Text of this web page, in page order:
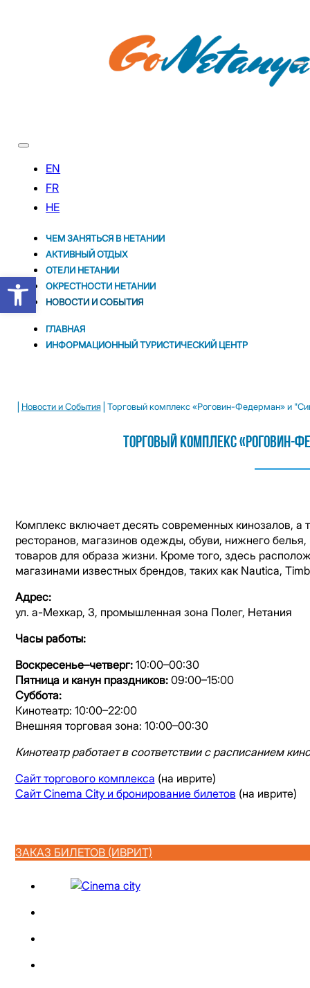
Открыть панель инструментов
ЧЕМ ЗАНЯТЬСЯ В НЕТАНИИ
АКТИВНЫЙ ОТДЫХ
ОТЕЛИ НЕТАНИИ
ОКРЕСТНОСТИ НЕТАНИИ
НОВОСТИ И CОБЫТИЯ
ГЛАВНАЯ
ИНФОРМАЦИОННЫЙ ТУРИСТИЧЕСКИЙ ЦЕНТР
| Новости и Cобытия | Торговый комплекс «Роговин-Федерман» и
Торговый Комплекс «Роговин-
Комплекс включает десять современных кинозалов, а
ресторанов, магазинов одежды, обуви, нижнего
товаров для образа жизни. Кроме того, здесь
магазинами известных брендов, таких как Nautica,
Адрес:
ул. а-Мехкар, 3, промышленная зона Полег, Нетания
Часы работы:
Воскресенье–четверг:10:00–00:30
Пятница и канун праздников:09:00–15:00
Суббота:
Кинотеатр: 10:00–22:00
Внешняя торговая зона: 10:00–00:30
Кинотеатр работает в соответствии с расписанием
Сайт торгового комплекса (на иврите)
Сайт Cinema City и бронирование билетов (на иврите)
ЗАКАЗ БИЛЕТОВ (ИВРИТ)